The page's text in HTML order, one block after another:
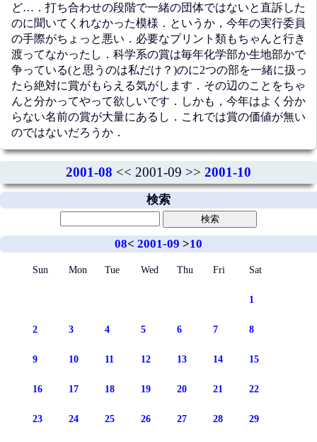
ど…．打ち合わせの段階で一緒の団体ではないと直訴した
のに聞いてくれなかった模様．というか，今年の実行委員
の手際がちょっと悪い．必要なプリント類もちゃんと行き
渡ってなかったし．科学系の賞は毎年化学部か生地部かで
争っている(と思うのは私だけ？)のに2つの部を一緒に扱っ
たら絶対に賞がもらえる気がします．その辺のことをちゃ
んと分かってやって欲しいです．しかも，今年はよく分か
らない名前の賞が大量にあるし．これでは賞の価値が無い
のではないだろうか．
2001-08 << 2001-09 >> 2001-10
検索
08< 2001-09 >10
Sun Mon Tue Wed Thu Fri Sat
1
2 3 4 5 6 7 8
9 10 11 12 13 14 15
16 17 18 19 20 21 22
23 24 25 26 27 28 29